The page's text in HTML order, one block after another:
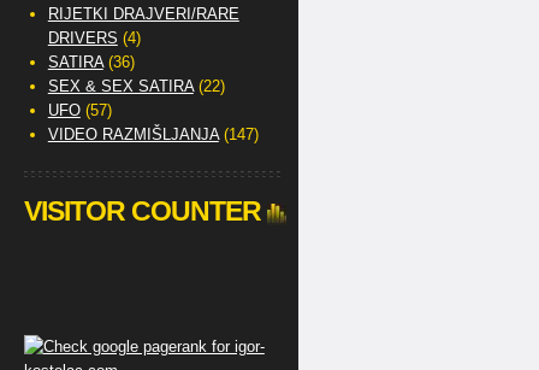
RIJETKI DRAJVERI/RARE
DRIVERS (4)
SATIRA(36)
SEX & SEX SATIRA(22)
UFO(57)
VIDEO RAZMIŠLJANJA(147)
VISITOR COUNTER